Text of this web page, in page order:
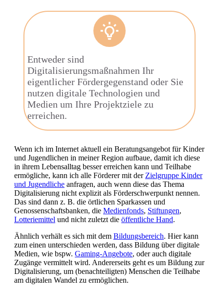
Entweder sind
Digitalisierungsmaßnahmen Ihr
eigentlicher Fördergegenstand oder Sie
nutzen digitale Technologien und
Medien um Ihre Projektziele zu
erreichen.
Wenn ich im Internet aktuell ein Beratungsangebot für Kinder
und Jugendlichen in meiner Region aufbaue, damit ich diese
in ihrem Lebensalltag besser erreichen kann und Teilhabe
ermögliche, kann ich alle Förderer mit der Zielgruppe Kinder
und Jugendliche anfragen, auch wenn diese das Thema
Digitalisierung nicht explizit als Förderschwerpunkt nennen.
Das sind dann z. B. die örtlichen Sparkassen und
Genossenschaftsbanken, die Medienfonds, Stiftungen,
Lotteriemittel und nicht zuletzt die öffentliche Hand.
Ähnlich verhält es sich mit dem Bildungsbereich. Hier kann
zum einen unterschieden werden, dass Bildung über digitale
Medien, wie bspw. Gaming-Angebote, oder auch digitale
Zugänge vermittelt wird. Andererseits geht es um Bildung zur
Digitalisierung, um (benachteiligten) Menschen die Teilhabe
am digitalen Wandel zu ermöglichen.